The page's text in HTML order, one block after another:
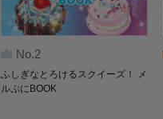
No.2
ふしぎなとろけるスクイーズ！ メ
ルぷにBOOK